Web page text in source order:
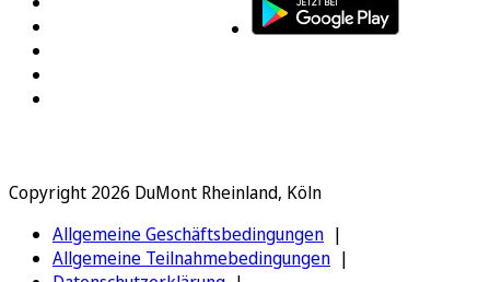
Copyright 2026 DuMont Rheinland, Köln
Allgemeine Geschäftsbedingungen
Allgemeine Teilnahmebedingungen